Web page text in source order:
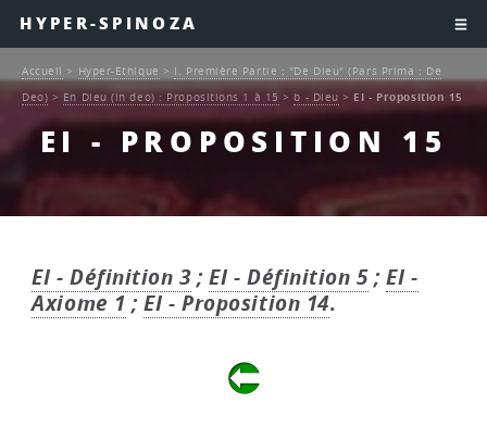
HYPER-SPINOZA
EI - PROPOSITION 15
Accueil > Hyper-Ethique > I. Première Partie : "De Dieu" (Pars Prima : De
Deo) > En Dieu (in deo) : Propositions 1 à 15 > b - Dieu > EI - Proposition 15
EI - Définition 3;EI - Définition 5;EI -
Axiome 1 ;EI - Proposition 14.